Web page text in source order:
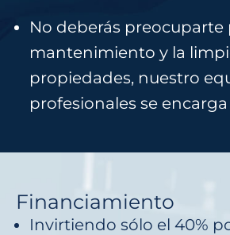
No deberás preocuparte
mantenimiento y la
propiedades, nuestro
profesionales se
Financiamiento
Invirtiendo sólo el 40%